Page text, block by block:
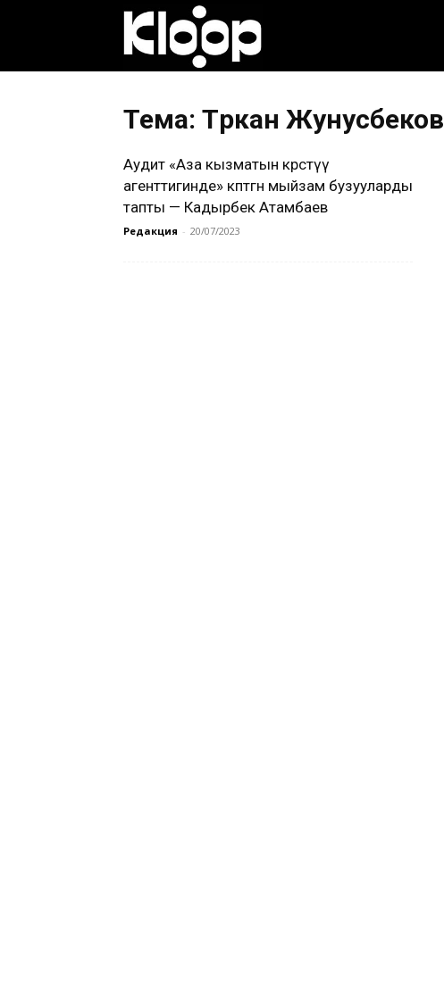
кыргызча
Тема: Төрөкан Жунусбеков
Аудит «Аза кызматын көрсөтүү
агенттигинде» көптөгөн мыйзам бузууларды
тапты — Кадырбек Атамбаев
Редакция - 20/07/2023